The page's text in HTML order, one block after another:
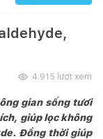
4.915 lượt xem
gian sống tươi
giúp lọc không
Đồng thời giúp